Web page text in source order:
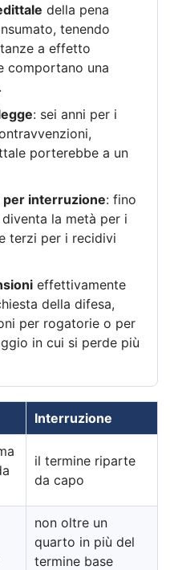
della pena
tenendo
a effetto
comportano una
: sei anni per i
porterebbe a un
per interruzione: fino
la metà per i
terzi per i recidivi
effettivamente
della difesa,
per rogatorie o per
in cui si perde più
Interruzione
il termine riparte
da capo
non oltre un
quarto in più del
termine base